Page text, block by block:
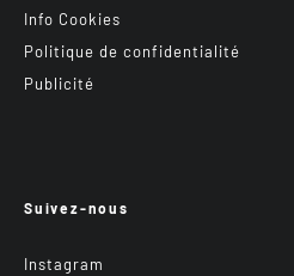
Info Cookies
Politique de confidentialité
Publicité
Suivez-nous
Instagram